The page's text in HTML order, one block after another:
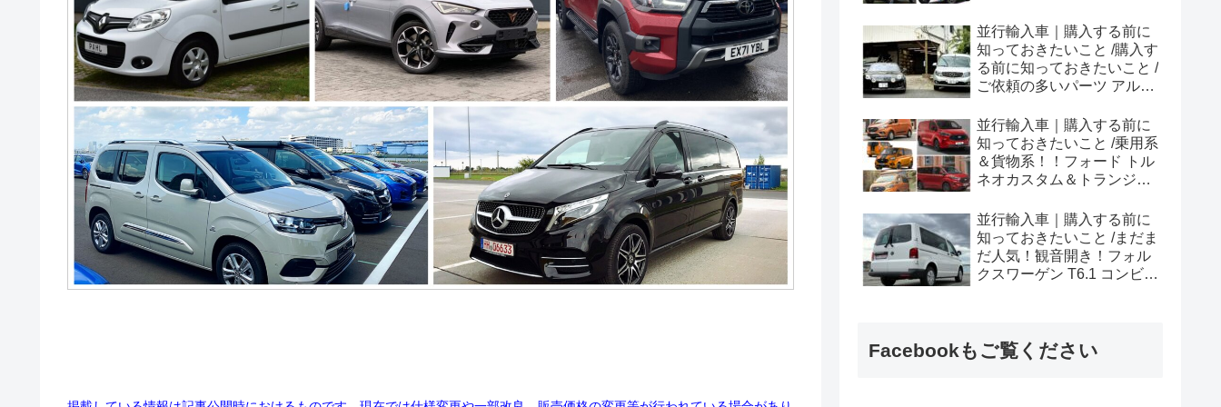
め！
並行輸入車｜購入する前に
知っておきたいこと /購入す
る前に知っておきたいこと /
ご依頼の多いパーツ アルピ
やカスタム・チューニング
パーツも何とかなる！②
並行輸入車｜購入する前に
知っておきたいこと /乗用系
＆貨物系！！フォード トル
ネオカスタム＆トランジッ
め！
並行輸入車｜購入する前に
知っておきたいこと /まだま
だ人気！観音開き！フォル
クスワーゲン T6.1 コンビ横
Facebookもご覧ください